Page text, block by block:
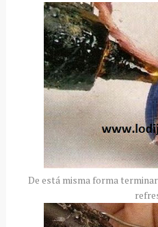
De está misma forma